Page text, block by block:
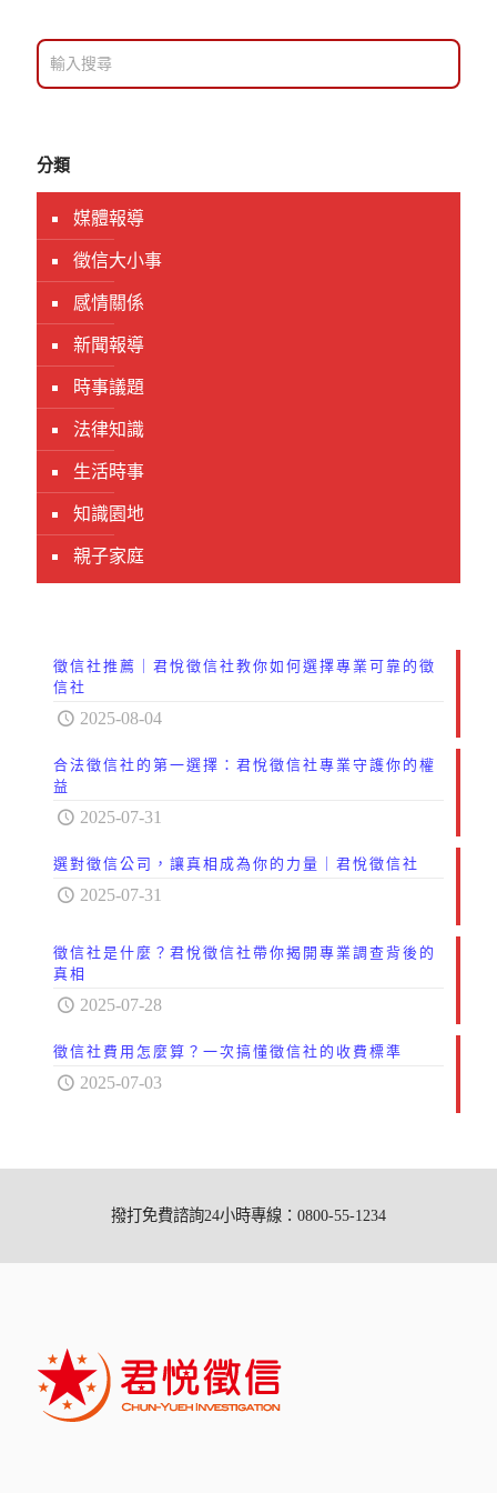
分類
媒體報導
徵信大小事
感情關係
新聞報導
時事議題
法律知識
生活時事
知識園地
親子家庭
徵信社推薦｜君悅徵信社教你如何選擇專業可靠的徵
信社
2025-08-04
合法徵信社的第一選擇：君悅徵信社專業守護你的權
益
2025-07-31
選對徵信公司，讓真相成為你的力量｜君悅徵信社
2025-07-31
徵信社是什麼？君悅徵信社帶你揭開專業調查背後的
真相
2025-07-28
徵信社費用怎麼算？一次搞懂徵信社的收費標準
2025-07-03
撥打免費諮詢24小時專線：0800-55-1234